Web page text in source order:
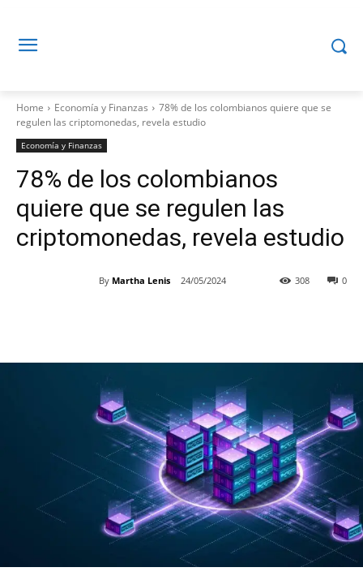
Home Economía y Finanzas
78% de los colombianos quiere que se
regulen las criptomonedas, revela estudio
Economía y Finanzas
78% de los colombianos
quiere que se regulen las
criptomonedas, revela estudio
By Martha Lenis 24/05/2024 0
308